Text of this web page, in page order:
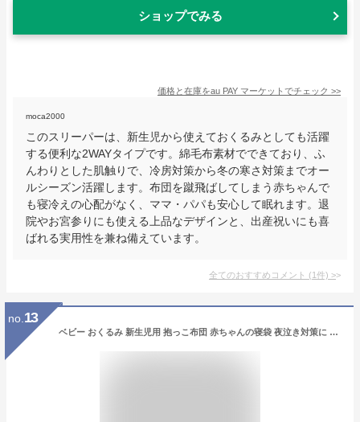
ショップでみる
価格と在庫をau PAY マーケット でチェック >>
moca2000
このスリーパーは、新生児から使えておくるみとしても活躍
する便利な2WAYタイプです。綿毛布素材でできており、ふ
んわりとした肌触りで、冷房対策から冬の寒さ対策までオー
ルシーズン活躍します。布団を蹴飛ばしてしまう赤ちゃんで
も寝冷えの心配がなく、ママ・パパも安心して眠れます。退
院やお宮参りにも使える上品なデザインと、出産祝いにも喜
ばれる実用性を兼ね備えています。
全てのおすすめコメント (1件) >
no. 13
ベビー おくるみ 新生児用 抱っこ布団 赤ちゃんの寝袋 夜泣き対策に オーガニックコットン 柔らかく 寝かしつけ 出産祝い 出産準備 ベビー用品 記念撮影 御祝 お宮参り 退院 お披露目 フォーマル 赤ちゃん 初節句 ギフト プレゼント 0歳〜3ヶ月 ベビー寝袋